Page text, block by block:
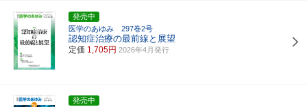
発売中
医学のあゆみ 297巻2号
認知症治療の最前線と展望
定価 1,705円 2026年4月発行
発売中